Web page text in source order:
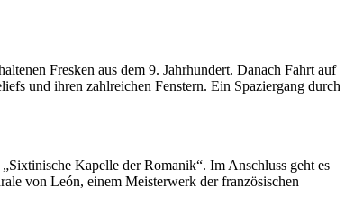
Fresken aus dem 9. Jahrhundert. Danach Fahrt auf
und ihren zahlreichen Fenstern. Ein Spaziergang durch
Kapelle der Romanik“. Im Anschluss geht es
von León, einem Meisterwerk der französischen